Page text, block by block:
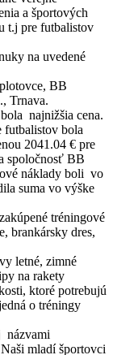
a športových
t.j pre futbalistov
na uvedené
BB
Trnava.
najnižšia cena.
futbalistov bola
2041.04 € pre
spoločnosť BB
náklady boli vo
suma vo výške
tréningové
brankársky dres,
letné, zimné
na rakety
ktoré potrebujú
o tréningy
názvami
mladí športovci